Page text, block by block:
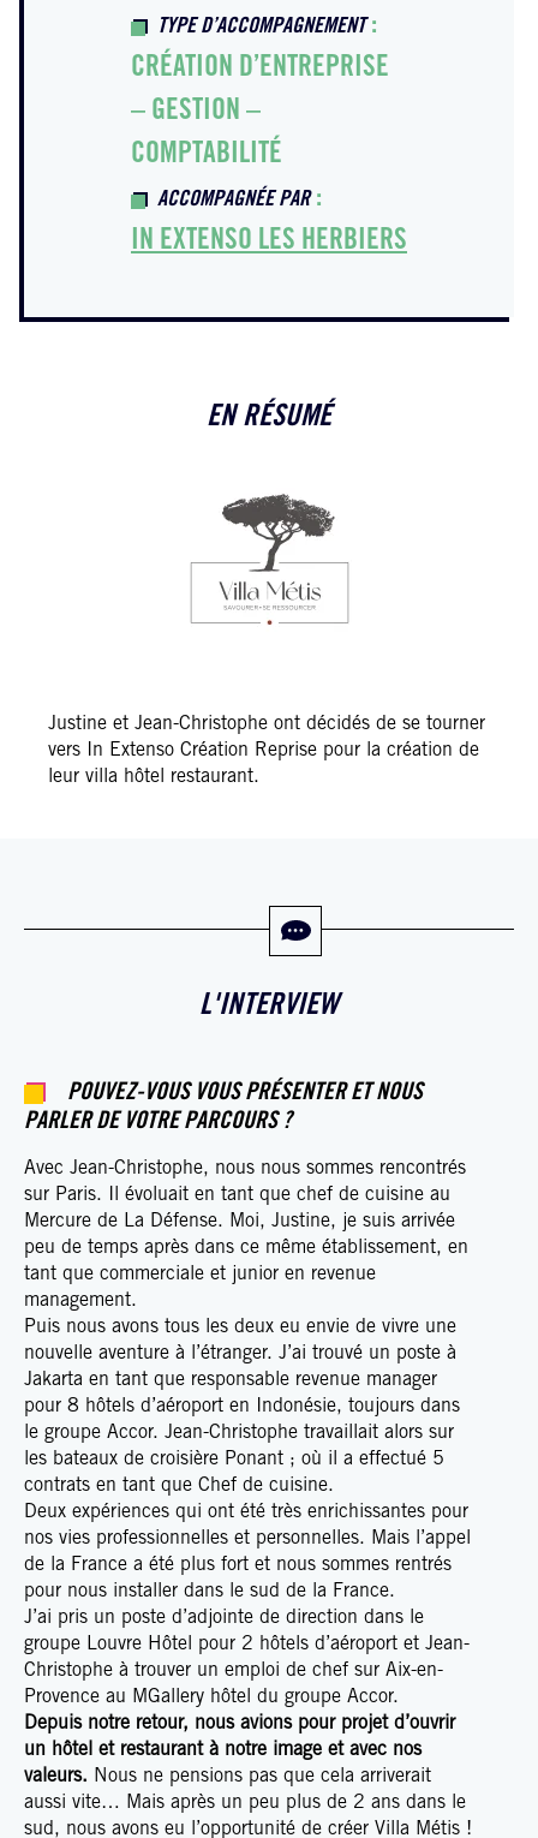
TYPE D’ACCOMPAGNEMENT:
CRÉATION D’ENTREPRISE
– GESTION –
COMPTABILITÉ
ACCOMPAGNÉE PAR:
IN EXTENSO LES HERBIERS
EN RÉSUMÉ
Justine et Jean-Christophe ont décidés de se tourner
vers In Extenso Création Reprise pour la création de
leur villa hôtel restaurant.
L'INTERVIEW
POUVEZ-VOUS VOUS PRÉSENTER ET NOUS
PARLER DE VOTRE PARCOURS ?
Avec Jean-Christophe, nous nous sommes rencontrés
sur Paris. Il évoluait en tant que chef de cuisine au
Mercure de La Défense. Moi, Justine, je suis arrivée
peu de temps après dans ce même établissement, en
tant que commerciale et junior en revenue
management.
Puis nous avons tous les deux eu envie de vivre une
nouvelle aventure à l’étranger. J’ai trouvé un poste à
Jakarta en tant que responsable revenue manager
pour 8 hôtels d’aéroport en Indonésie, toujours dans
le groupe Accor. Jean-Christophe travaillait alors sur
les bateaux de croisière Ponant ; où il a effectué 5
contrats en tant que Chef de cuisine.
Deux expériences qui ont été très enrichissantes pour
nos vies professionnelles et personnelles. Mais l’appel
de la France a été plus fort et nous sommes rentrés
pour nous installer dans le sud de la France.
J’ai pris un poste d’adjointe de direction dans le
groupe Louvre Hôtel pour 2 hôtels d’aéroport et Jean-
Christophe à trouver un emploi de chef sur Aix-en-
Provence au MGallery hôtel du groupe Accor.
Depuis notre retour, nous avions pour projet d’ouvrir
un hôtel et restaurant à notre image et avec nos
valeurs. Nous ne pensions pas que cela arriverait
aussi vite… Mais après un peu plus de 2 ans dans le
sud, nous avons eu l’opportunité de créer Villa Métis !